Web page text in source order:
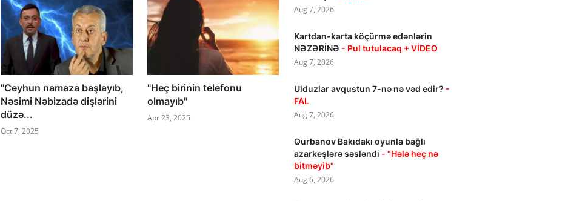
"Ceyhun namaza başlayıb,
Nəsimi Nəbizadə dişlərini
düzə...
Oct 7, 2025
"Heç birinin telefonu
olmayıb"
Apr 23, 2025
Aug 7, 2026
Kartdan-karta köçürmə edənlərin
NƏZƏRİNƏ - Pul tutulacaq + VİDEO
Aug 7, 2026
Ulduzlar avqustun 7-nə nə vəd edir? -
FAL
Aug 7, 2026
Qurbanov Bakıdakı oyunla bağlı
azarkeşlərə səsləndi - "Hələ heç nə
bitməyib"
Aug 6, 2026